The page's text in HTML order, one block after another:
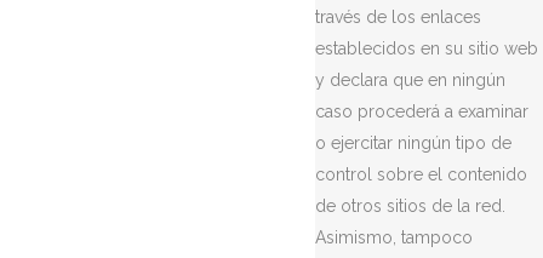
través de los enlaces
establecidos en su sitio web
y declara que en ningún
caso procederá a examinar
o ejercitar ningún tipo de
control sobre el contenido
de otros sitios de la red.
Asimismo, tampoco